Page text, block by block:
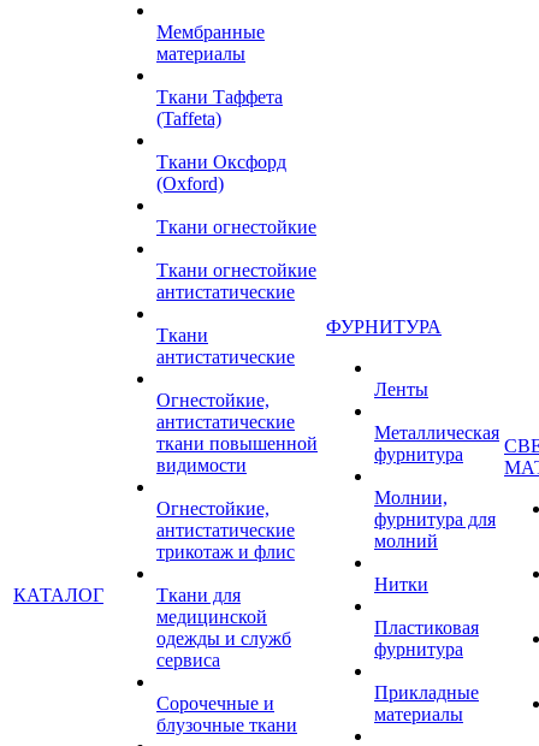
КАТАЛОГ
Мембранные
материалы
Ткани Таффета
(Taffeta)
Ткани Оксфорд
(Oxford)
Ткани огнестойкие
Ткани огнестойкие
антистатические
Ткани
антистатические
Огнестойкие,
антистатические
ткани повышенной
видимости
Огнестойкие,
антистатические
трикотаж и флис
Ткани для
медицинской
одежды и служб
сервиса
Сорочечные и
блузочные ткани
ФУРНИТУРА
Ленты
Металлическая
фурнитура
Молнии,
фурнитура для
молний
Нитки
Пластиковая
фурнитура
Прикладные
материалы